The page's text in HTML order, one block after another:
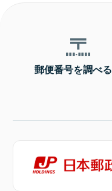
郵便番号を調べる